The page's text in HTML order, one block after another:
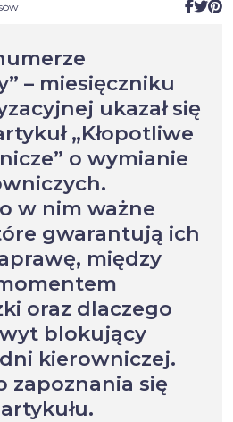
– miesięczniku
ukazał się
„Kłopotliwe
o wymianie
w nim ważne
gwarantują ich
między
oraz dlaczego
blokujący
kierowniczej.
zapoznania się